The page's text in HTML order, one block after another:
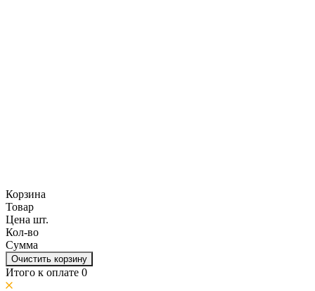
Корзина
Товар
Цена шт.
Кол-во
Сумма
Очистить корзину
Итого к оплате 0